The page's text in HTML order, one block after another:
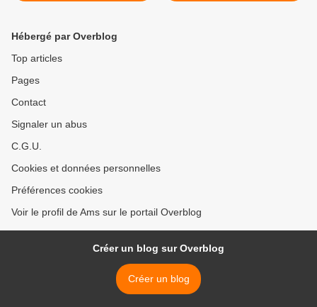
Hébergé par Overblog
Top articles
Pages
Contact
Signaler un abus
C.G.U.
Cookies et données personnelles
Préférences cookies
Voir le profil de Ams sur le portail Overblog
Créer un blog sur Overblog
Créer un blog